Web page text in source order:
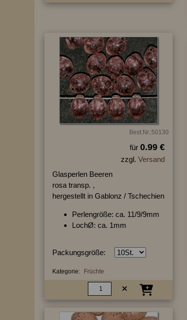
Best.Nr.:50130
für 0.99 €
zzgl. Versand
Glasperlen Beeren
rosa transp. ,
hergestellt in Gablonz / Tschechien
Perlengröße: ca. 11/9/9mm
LochØ: ca. 1mm
Packungsgröße:
Kategorie: Früchte